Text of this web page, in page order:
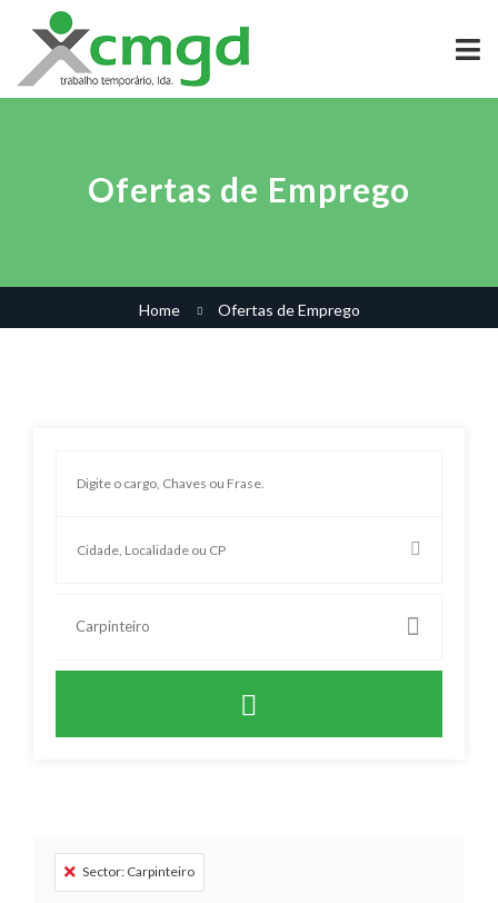
Ofertas de Emprego
Home Ofertas de Emprego
Carpinteiro
Sector: Carpinteiro